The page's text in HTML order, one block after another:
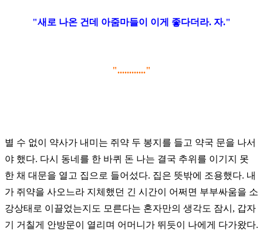
"새로 나온 건데 아줌마들이 이게 좋다더라. 자."
"............"
별 수 없이 약사가 내미는 쥐약 두 봉지를 들고 약국 문을 나서
야 했다. 다시 동네를 한 바퀴 돈 나는 결국 추위를 이기지 못
한 채 대문을 열고 집으로 들어섰다. 집은 뜻밖에 조용했다. 내
가 쥐약을 사오느라 지체했던 긴 시간이 어쩌면 부부싸움을 소
강상태로 이끌었는지도 모른다는 혼자만의 생각도 잠시, 갑자
기 거칠게 안방문이 열리며 어머니가 뛰듯이 나에게 다가왔다.